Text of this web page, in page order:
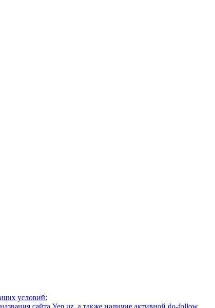
условий: